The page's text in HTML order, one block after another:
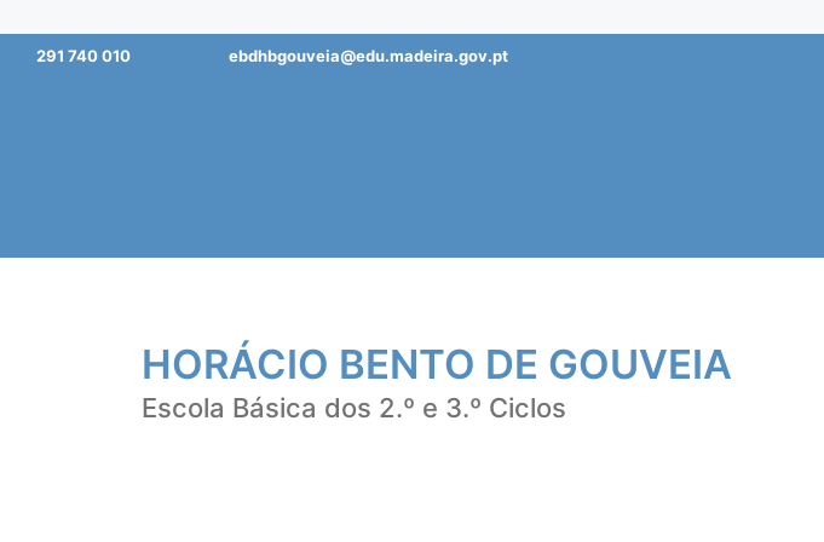
Saltar291 740 010 ebdhbgouveia@edu.madeira.gov.pt
HORÁCIO BENTO DE GOUVEIA
Escola Básica dos 2.º e 3.º Ciclos